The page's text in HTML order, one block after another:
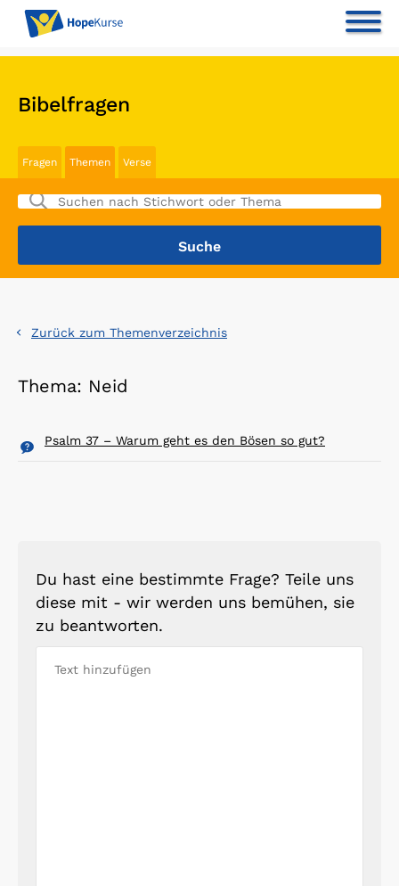
Bibelfragen
Fragen Themen Verse
Zurück zum Themenverzeichnis
Thema: Neid
Psalm 37 – Warum geht es den Bösen so gut?
Du hast eine bestimmte Frage? Teile uns
diese mit - wir werden uns bemühen, sie
zu beantworten.